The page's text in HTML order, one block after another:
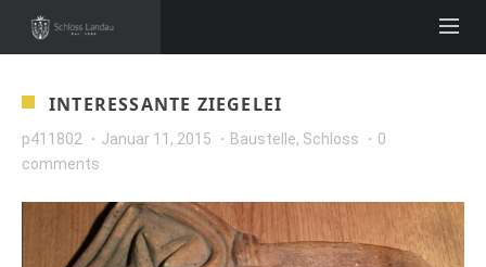
INTERESSANTE ZIEGELEI
p411802 Januar 11, 2015 Baustelle, Schloss
0
comments